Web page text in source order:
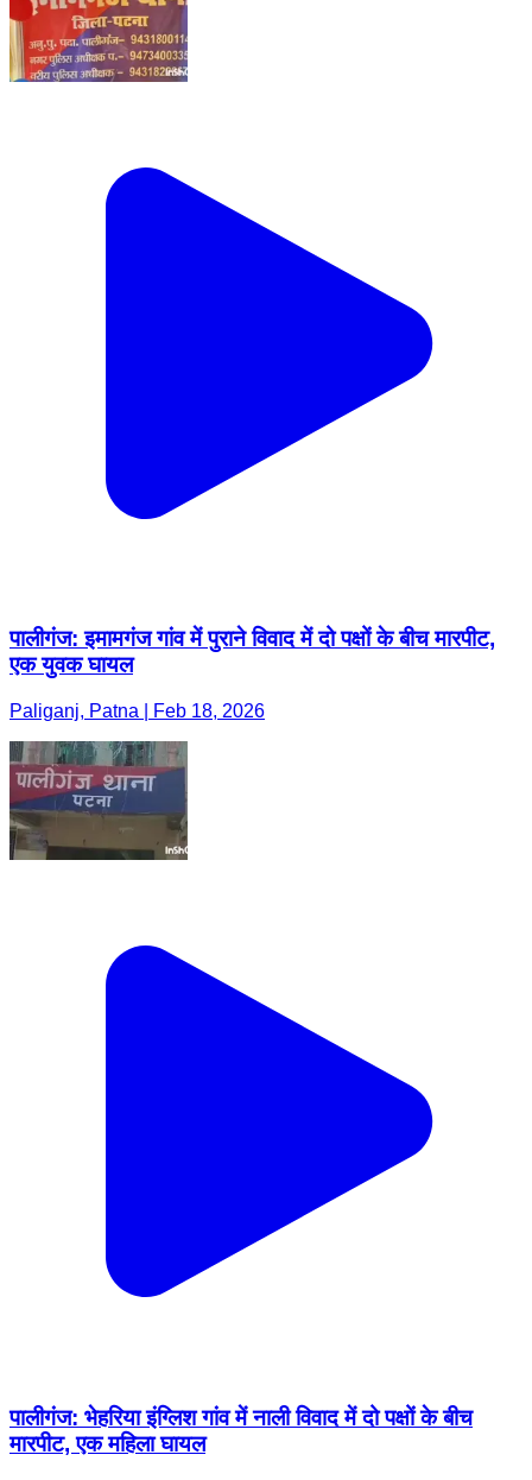
पालीगंज: इमामगंज गांव में पुराने विवाद में दो पक्षों के बीच मारपीट,
एक युवक घायल
Paliganj, Patna | Feb 18, 2026
पालीगंज: भेहरिया इंग्लिश गांव में नाली विवाद में दो पक्षों के बीच
मारपीट, एक महिला घायल